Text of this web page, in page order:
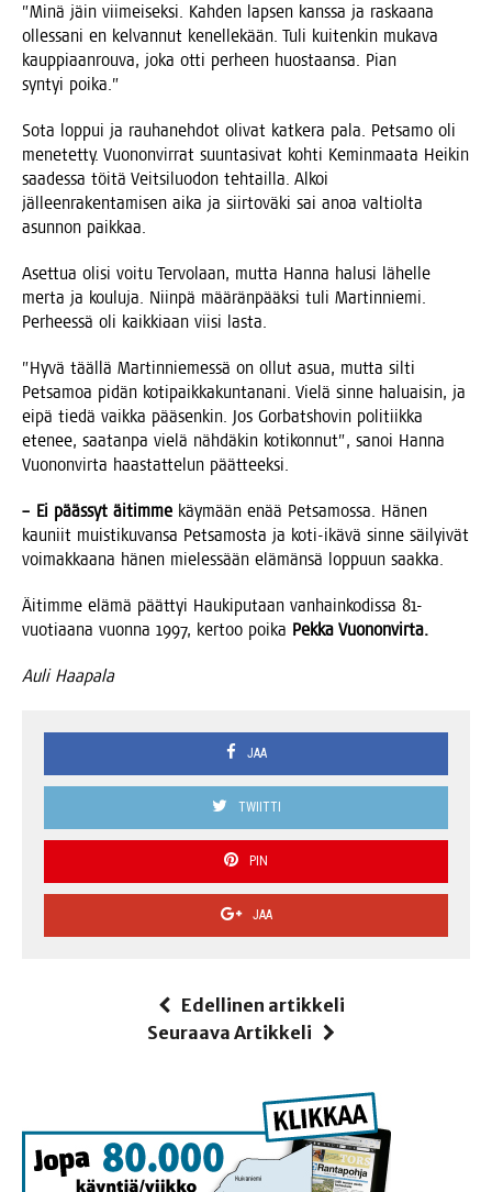
”Minä jäin vii­mei­sek­si. Kah­den lap­sen kans­sa ja ras­kaa­na
olles­sa­ni en kel­van­nut kenel­le­kään. Tuli kui­ten­kin muka­va
kaup­pi­aan­rou­va, joka otti per­heen huos­taan­sa. Pian
syn­tyi poika.”
Sota lop­pui ja rau­ha­neh­dot oli­vat kat­ke­ra pala. Pet­sa­mo oli
mene­tet­ty. Vuo­non­vir­rat suun­ta­si­vat koh­ti Kemin­maa­ta Hei­kin
saa­des­sa töi­tä Veit­si­luo­don teh­tail­la. Alkoi
jäl­leen­ra­ken­ta­mi­sen aika ja siir­to­vä­ki sai anoa val­tiol­ta
asun­non paikkaa.
Aset­tua oli­si voi­tu Ter­vo­laan, mut­ta Han­na halusi lähel­le
mer­ta ja kou­lu­ja. Niin­pä mää­rän­pääk­si tuli Mar­tin­nie­mi.
Per­hees­sä oli kaik­ki­aan vii­si lasta.
”Hyvä tääl­lä Mar­tin­nie­mes­sä on ollut asua, mut­ta sil­ti
Pet­sa­moa pidän koti­paik­ka­kun­ta­na­ni. Vie­lä sin­ne haluai­sin, ja
eipä tie­dä vaik­ka pää­sen­kin. Jos Gor­batsho­vin poli­tiik­ka
ete­nee, saa­tan­pa vie­lä näh­dä­kin koti­kon­nut”, sanoi Han­na
Vuo­non­vir­ta haas­tat­te­lun päätteeksi.
– Ei pääs­syt äitim­me käy­mään enää Pet­sa­mos­sa. Hänen
kau­niit muis­ti­ku­van­sa Pet­sa­mos­ta ja koti-ikä­vä sin­ne säi­lyi­vät
voi­mak­kaa­na hänen mie­les­sään elä­män­sä lop­puun saakka.
Äitim­me elä­mä päät­tyi Hau­ki­pu­taan van­hain­ko­dis­sa 81-
vuo­ti­aa­na vuon­na 1997, ker­too poi­ka Pek­ka Vuononvirta.
Auli Haa­pa­la
JAA
TWIITTI
PIN
JAA
Edellinen artikkeli
Seuraava Artikkeli